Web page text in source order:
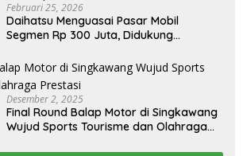
Februari 25, 2026
Daihatsu Menguasai Pasar Mobil
Segmen Rp 300 Juta, Didukung
Desember 2, 2025
Final Round Balap Motor di Singkawang
Wujud Sports Tourisme dan Olahraga